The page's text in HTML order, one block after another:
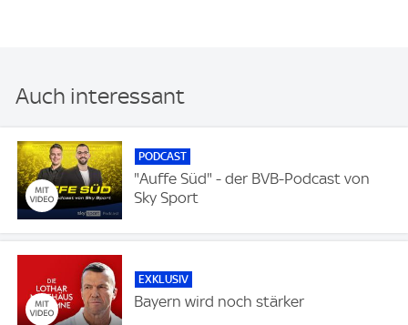
Auch interessant
PODCAST
"Auffe Süd" - der BVB-Podcast von
Sky Sport
EXKLUSIV
Bayern wird noch stärker